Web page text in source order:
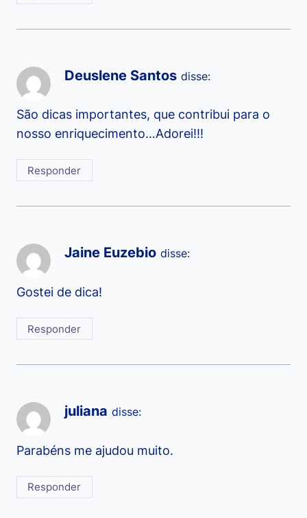
Deuslene Santos disse:
São dicas importantes, que contribui para o
nosso enriquecimento…Adorei!!!
Responder
Jaine Euzebio disse:
Gostei de dica!
Responder
juliana disse:
Parabéns me ajudou muito.
Responder